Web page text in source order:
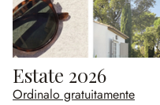
Estate 2026
Ordinalo gratuitamente